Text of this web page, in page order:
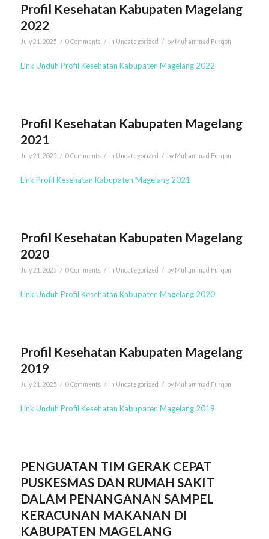
Profil Kesehatan Kabupaten Magelang
2022
July 21, 2025 / 0 Comments / in Uncategorized / by Muhammad Furqon
Link Unduh Profil Kesehatan Kabupaten Magelang 2022
Profil Kesehatan Kabupaten Magelang
2021
July 21, 2025 / 0 Comments / in Uncategorized / by Muhammad Furqon
Link Profil Kesehatan Kabupaten Magelang 2021
Profil Kesehatan Kabupaten Magelang
2020
July 21, 2025 / 0 Comments / in Uncategorized / by Muhammad Furqon
Link Unduh Profil Kesehatan Kabupaten Magelang 2020
Profil Kesehatan Kabupaten Magelang
2019
July 21, 2025 / 0 Comments / in Uncategorized / by Muhammad Furqon
Link Unduh Profil Kesehatan Kabupaten Magelang 2019
PENGUATAN TIM GERAK CEPAT
PUSKESMAS DAN RUMAH SAKIT
DALAM PENANGANAN SAMPEL
KERACUNAN MAKANAN DI
KABUPATEN MAGELANG